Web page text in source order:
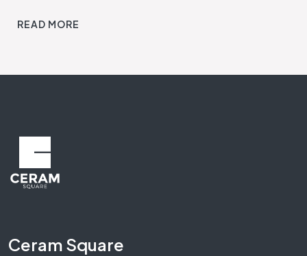
READ MORE
Ceram Square